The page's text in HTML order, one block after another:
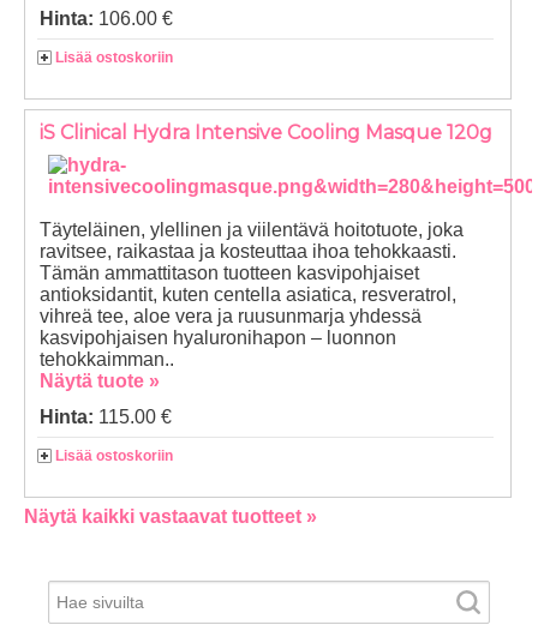
Hinta: 106.00 €
Lisää ostoskoriin
iS Clinical Hydra Intensive Cooling Masque 120g
Täyteläinen, ylellinen ja viilentävä hoitotuote, joka
ravitsee, raikastaa ja kosteuttaa ihoa tehokkaasti.
Tämän ammattitason tuotteen kasvipohjaiset
antioksidantit, kuten centella asiatica, resveratrol,
vihreä tee, aloe vera ja ruusunmarja yhdessä
kasvipohjaisen hyaluronihapon – luonnon
tehokkaimman..
Näytä tuote »
Hinta: 115.00 €
Lisää ostoskoriin
Näytä kaikki vastaavat tuotteet »